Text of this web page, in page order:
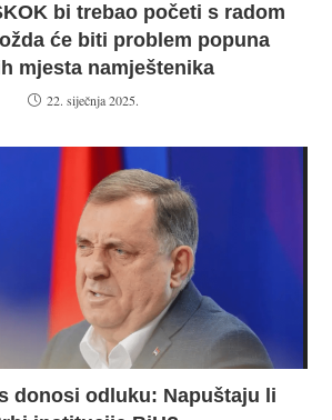
bi trebao početi s radom
će biti problem popuna
mjesta namještenika
22. siječnja 2025.
donosi odluku: Napuštaju li